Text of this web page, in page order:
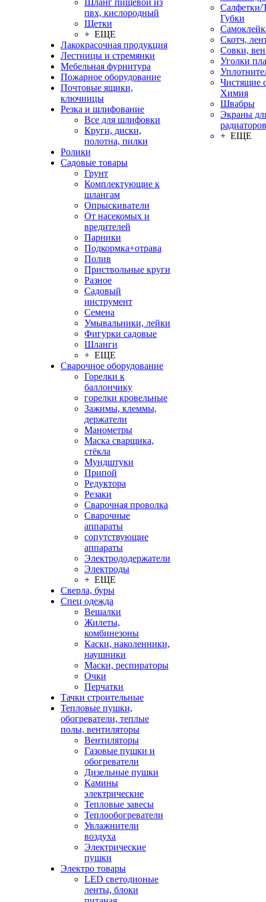
Шланг пищевой из
пвх, кислородный
Щетки
+ ЕЩЕ
Лакокрасочная продукция
Лестницы и стремянки
Мебельная фурнитура
Пожарное оборудование
Почтовые ящики,
ключницы
Резка и шлифование
Все для шлифовки
Круги, диски,
полотна, пилки
Ролики
Садовые товары
Грунт
Комплектующие к
шлангам
Опрыскиватели
От насекомых и
вредителей
Парники
Подкормка+отрава
Полив
Приствольные круги
Разное
Садовый
инструмент
Семена
Умывальники, лейки
Фигурки садовые
Шланги
+ ЕЩЕ
Сварочное оборудование
Горелки к
баллончику
горелки кровельные
Зажимы, клеммы,
держатели
Манометры
Маска сварщика,
стёкла
Мундштуки
Припой
Редуктора
Резаки
Сварочная проволка
Сварочные
аппараты
сопутствующие
аппараты
Электрододержатели
Электроды
+ ЕЩЕ
Сверла, буры
Спец одежда
Вешалки
Жилеты,
комбинезоны
Каски, наколенники,
наушники
Маски, респираторы
Очки
Перчатки
Тачки строительные
Тепловые пушки,
обогреватели, теплые
полы, вентиляторы
Вентиляторы
Газовые пушки и
обогреватели
Дизельные пушки
Камины
электрические
Тепловые завесы
Теплообогреватели
Увлажнители
воздуха
Электрические
пушки
Электро товары
LED светодионые
ленты, блоки
Салфетки/
Губки
Скотч,
Совки,
Уголки
Чистящие
Химия
Швабры
Экраны
радиаторов
+ ЕЩЕ